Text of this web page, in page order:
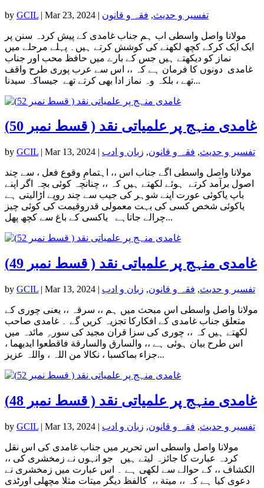
by GCIL | Mar 23, 2024 | تفسیر و حدیث, فقہ و قانون
مولانا واصل واسطی اب ہم جناب غامدی کے پیش کردہ سنن پر
ایک ایک کرکے کچھ لکھنے کی کوشش کرتے ہیں۔ پہلے مرحلے میں
نماز کو دیکھتے ہیں جس کے بارے میں حافظ محب اور جناب
غامدی دونوں کا فرمان ہے کہ ،، اس سے عرب پوری طرح واقف
تھے ، بلکہ وہ نماز ادا بھی کرتے تھے جیساکہ سیدنا...
غامدی منہج پر علمیاتی نقد ( قسط نمبر 50)
by GCIL | Mar 13, 2024 | تفسیر و حدیث, فقہ و قانون, زبان و ادب
مولانا واصل واسطی اگے جناب اس ،، اہتمامِ وقوع فعل ، سے چند
اصول برآمد کرتے ہوئے لکھتے ہیں کہ ،، چنانچہ کوئی بچہ اگر اپنے
باپ یاکوئی عورت اپنے شوہر کی جیب سے چند روپے اڑالیتی ہے
یاکوئی شخص کسی کی بہت معمولی قدروقیمت کی کوئی چیز
چرالے جاتاہے یاکسی کے باغ سے کچھ پھل...
غامدی منہج پر علمیاتی نقد ( قسط نمبر 49)
by GCIL | Mar 13, 2024 | تفسیر و حدیث, فقہ و قانون, زبان و ادب
مولانا واصل واسطی اس مبحث میں ہم ،، سرقہ ،، یعنی چوری کے
متعلق جناب غامدی کے افکارکا تجزیہ کریں گے ۔ غامدی صاحب
لکھتے ہیں کہ ،، چوری کی سزا قران مجید کی سورہِ مائدہ میں
اس طرح بیان ہوئی ہے ،، والسارق والسارقة فاقطعوا ایدیھما ،
جزاء بماکسبا ، نکالا من اللہ ، واللہ عزیز...
غامدی منہج پر علمیاتی نقد ( قسط نمبر 48)
by GCIL | Mar 13, 2024 | تفسیر و حدیث, فقہ و قانون, زبان و ادب
مولانا واصل واسطی اس تحریر میں جناب غامدی کی اس نقل
کردہ عبارت کا جائزہ لیتے ہیں جو انہوں نے زمخشری کی ،،
الکشاف ،، کے حوالے سے لکھی ہے ۔ اس عبارت میں زمخشری نے
دعوی کیا ہے کہ ،، میتة ،، کالفظ دیگر میتات مثلا مچھلی اورٹدی